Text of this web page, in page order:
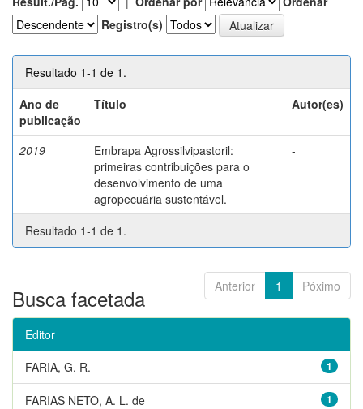
Registro(s)
Resultado 1-1 de 1.
Ano de
publicação
Título Autor(es)
2019
Embrapa Agrossilvipastoril:
primeiras contribuições para o
desenvolvimento de uma
agropecuária sustentável.
-
Resultado 1-1 de 1.
Anterior 1 Póximo
Busca facetada
Editor
1
FARIA, G. R.
1
FARIAS NETO, A. L. de